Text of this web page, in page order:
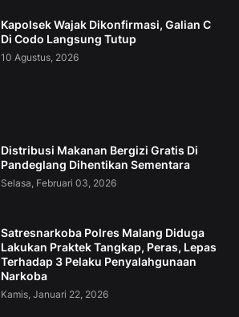
Kapolsek Wajak Dikonfirmasi, Galian C
Di Codo Langsung Tutup
10 Agustus, 2026
Distribusi Makanan Bergizi Gratis Di
Pandeglang Dihentikan Sementara
Selasa, Februari 03, 2026
Satresnarkoba Polres Malang Diduga
Lakukan Praktek Tangkap, Peras, Lepas
Terhadap 3 Pelaku Penyalahgunaan
Narkoba
Kamis, Januari 22, 2026